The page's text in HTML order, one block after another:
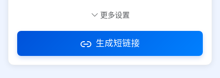
访问密码
更多设置
生成短链接